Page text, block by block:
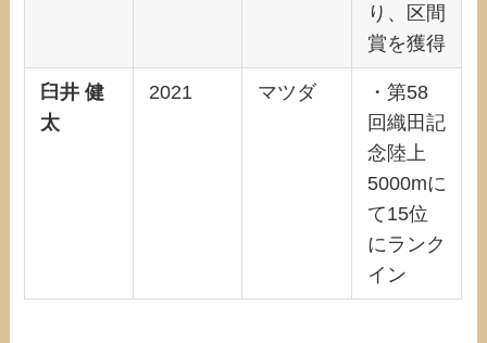
り、区間
賞を獲得
臼井 健
太
2021 マツダ
・第58
回織田記
念陸上
5000mに
て15位
にランク
イン